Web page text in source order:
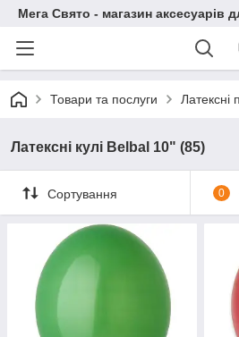
Мега Свято - магазин
Товари та послуги Латексні
Латексні кулі Belbal 10" (85)
Сортування 0